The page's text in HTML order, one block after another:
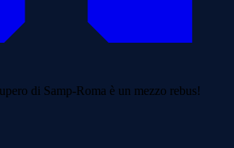
di Samp-Roma è un mezzo rebus!